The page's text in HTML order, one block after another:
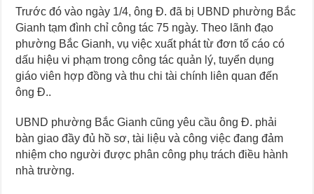
Trước đó vào ngày 1/4, ông Đ. đã bị UBND phường Bắc
Gianh tạm đình chỉ công tác 75 ngày. Theo lãnh đạo
phường Bắc Gianh, vụ việc xuất phát từ đơn tố cáo có
dấu hiệu vi phạm trong công tác quản lý, tuyển dụng
giáo viên hợp đồng và thu chi tài chính liên quan đến
ông Đ..
UBND phường Bắc Gianh cũng yêu cầu ông Đ. phải
bàn giao đầy đủ hồ sơ, tài liệu và công việc đang đảm
nhiệm cho người được phân công phụ trách điều hành
nhà trường.